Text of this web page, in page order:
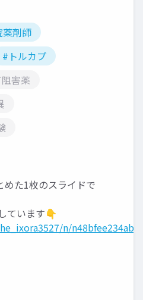
薬剤師
#トルカプ
害薬
めた1枚のスライドで
ています👇
n/n48bfee234ab5